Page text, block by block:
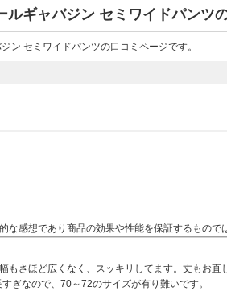
ルギャバジン セミワイドパンツ
ン セミワイドパンツの口コミページです。
な感想であり商品の効果や性能を保証するもので
もさほど広くなく、スッキリしてます。丈もお直
ぎなので、70～72のサイズが有り難いです。